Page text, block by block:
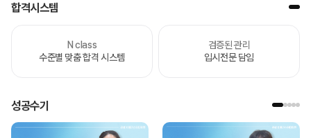
합격시스템
N class
수준별 맞춤 합격 시스템
검증된 관리
입시전문 담임
성공수기